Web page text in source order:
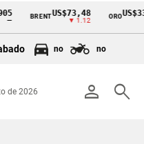
BRENTUS$73,48
▼ 1.12
ORO
no no
person search
de 2026